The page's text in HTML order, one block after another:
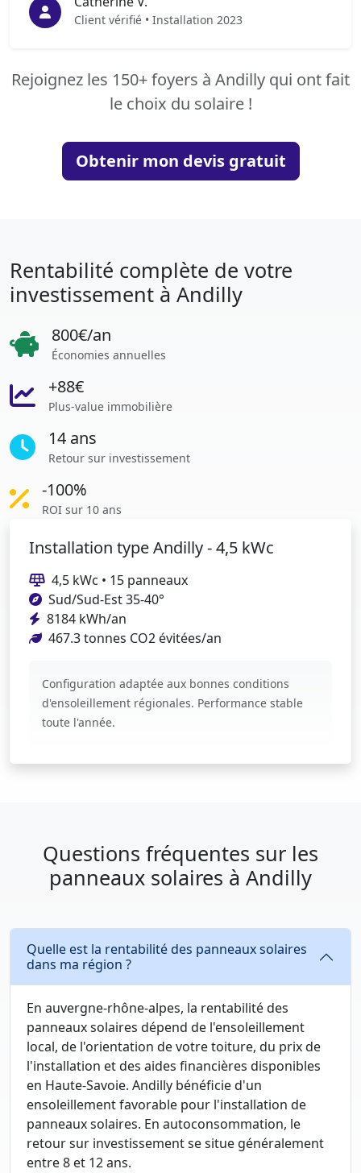
Client vérifié • Installation 2023
Rejoignez les 150+ foyers à Andilly qui ont fait
le choix du solaire !
Obtenir mon devis gratuit
Rentabilité complète de votre
investissement à Andilly
800€/an
Économies annuelles
+88€
Plus-value immobilière
14 ans
Retour sur investissement
-100%
ROI sur 10 ans
Installation type Andilly - 4,5 kWc
4,5 kWc • 15 panneaux
Sud/Sud-Est 35-40°
8184 kWh/an
467.3 tonnes CO2 évitées/an
Configuration adaptée aux bonnes conditions
d'ensoleillement régionales. Performance stable
toute l'année.
Questions fréquentes sur les
panneaux solaires à Andilly
Quelle est la rentabilité des panneaux solaires
dans ma région ?
En auvergne-rhône-alpes, la rentabilité des
panneaux solaires dépend de l'ensoleillement
local, de l'orientation de votre toiture, du prix de
l'installation et des aides financières disponibles
en Haute-Savoie. Andilly bénéficie d'un
ensoleillement favorable pour l'installation de
panneaux solaires. En autoconsommation, le
retour sur investissement se situe généralement
entre 8 et 12 ans.